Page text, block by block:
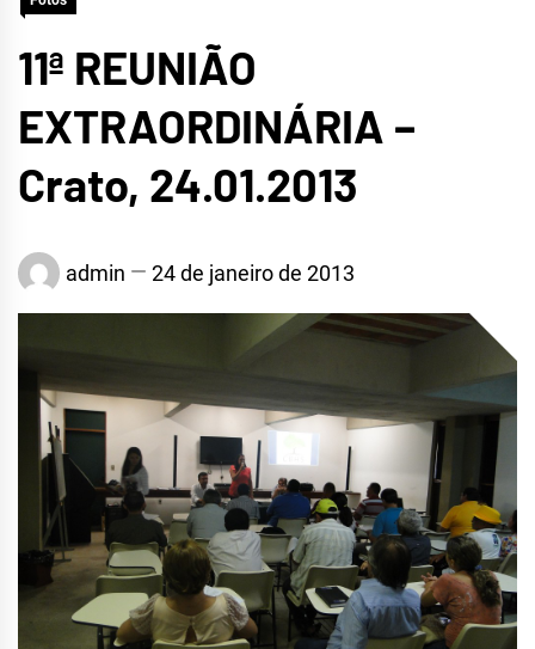
11ª REUNIÃO
EXTRAORDINÁRIA –
Crato, 24.01.2013
admin 24 de janeiro de 2013